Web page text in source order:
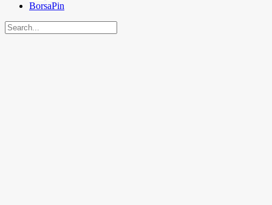
BorsaPin